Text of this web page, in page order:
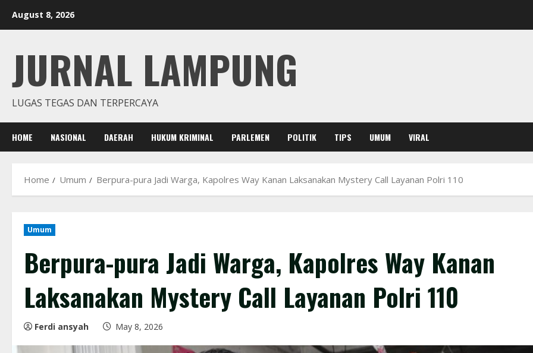
August 8, 2026
JURNAL LAMPUNG
LUGAS TEGAS DAN TERPERCAYA
HOME NASIONAL DAERAH HUKUM KRIMINAL PARLEMEN POLITIK TIPS UMUM VIRAL
Home Umum Berpura-pura Jadi Warga, Kapolres Way Kanan Laksanakan Mystery Call Layanan Polri 110
Umum
Berpura-pura Jadi Warga, Kapolres Way Kanan
Laksanakan Mystery Call Layanan Polri 110
Ferdi ansyah May 8, 2026